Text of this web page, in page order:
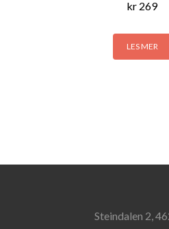
kr 269
LES MER
Steindalen 2,